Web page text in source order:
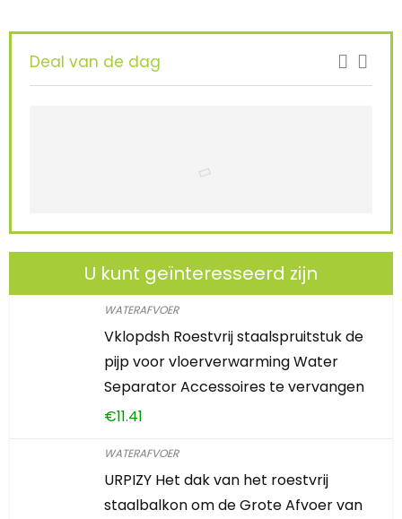
Deal van de dag
U kunt geïnteresseerd zijn
WATERAFVOER
Vklopdsh Roestvrij staalspruitstuk de
pijp voor vloerverwarming Water
Separator Accessoires te vervangen
€11.41
WATERAFVOER
URPIZY Het dak van het roestvrij
staalbalkon om de Grote Afvoer van